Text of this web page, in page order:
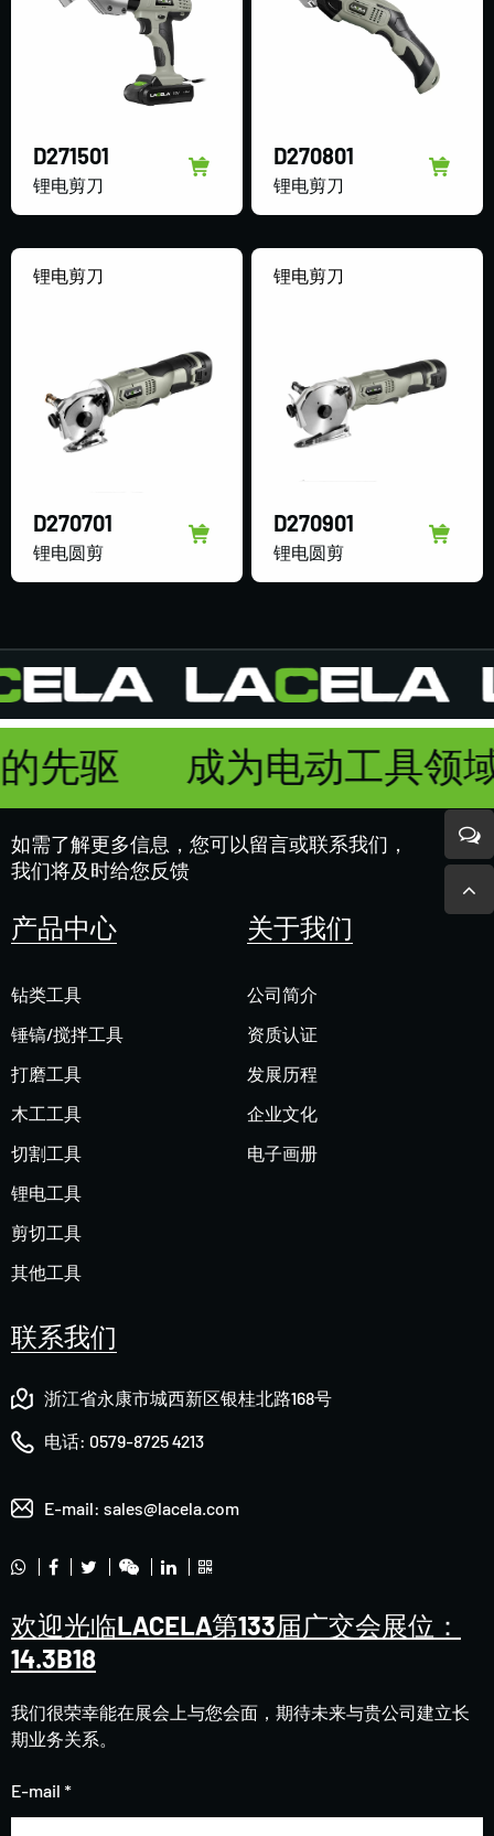
D271501
锂电剪刀
D270801
锂电剪刀
锂电剪刀
D270701
锂电圆剪
锂电剪刀
D270901
锂电圆剪
成为电动工具领
先驱
如需了解更多信息，您可以留言或联系我们，
我们将及时给您反馈
产品中心
钻类工具
锤镐/搅拌工具
打磨工具
木工工具
切割工具
锂电工具
剪切工具
其他工具
关于我们
公司简介
资质认证
发展历程
企业文化
电子画册
联系我们
浙江省永康市城西新区银桂北路168号
电话: 0579-8725 4213
E-mail: sales@lacela.com
欢迎光临LACELA第133届广交会展位：
14.3B18
我们很荣幸能在展会上与您会面，期待未来与贵公司建立长
期业务关系。
E-mail *